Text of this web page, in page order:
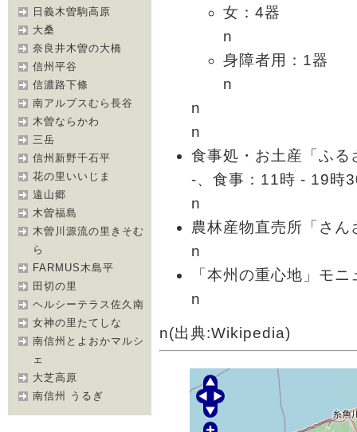
日義木曽駒高原
大桑
奈良井木曽の大橋
信州平谷
信濃路下條
南アルプスむら長谷
木曽ならかわ
三岳
信州新野千石平
花の里いいじま
遠山郷
木曽福島
木曽川源流の里きそむ
ら
FARMUS木島平
田切の里
ヘルシーテラス佐久南
女神の里たてしな
南信州とよおかマルシ
ェ
大芝高原
南信州 うるぎ
女：4器
n
身障者用：1器
n
n
n
食事処・お土産「ふ
-、食事：11時 - 19時
n
農林産物直売所「さ
n
「本州の重心地」モ
n
n(出典:Wikipedia)